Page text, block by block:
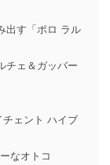
出す「ポロ ラル
チェ＆ガッバー
ェント ハイブ
なオトコ